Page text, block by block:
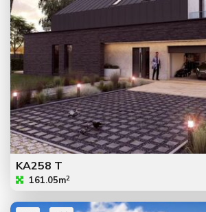
KA258 T
161.05m2